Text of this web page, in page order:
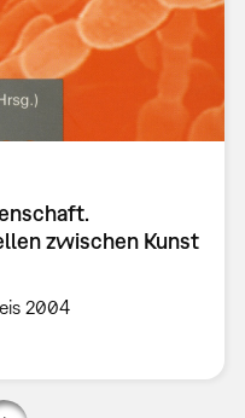
zwischen Kunst
2004